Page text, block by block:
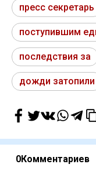
пресс секретарь
поступившим
последствия за
дожди затопили
0Комментариев